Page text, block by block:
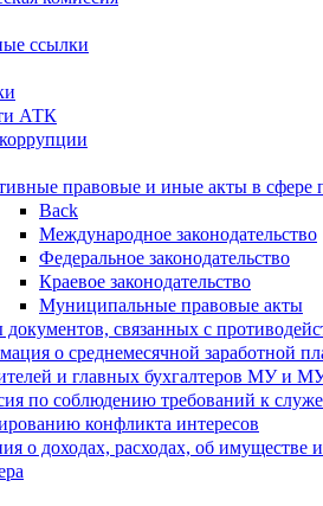
ссылки
АТК
правовые и иные акты в сфере
Back
Международное законодательство
Федеральное законодательство
Краевое законодательство
Муниципальные правовые акты
связанных с
о среднемесячной заработной
и главных бухгалтеров МУ и
по соблюдению требований к
конфликта интересов
о доходах, расходах, об имуществе